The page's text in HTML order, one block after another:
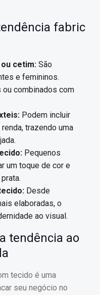
fabric
cetim: São
e femininos.
combinados com
Podem incluir
trazendo uma
Pequenos
um toque de cor e
Desde
elaboradas, o
ao visual.
tendência ao
tecido é uma
seu negócio no